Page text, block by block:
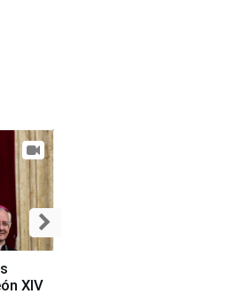
XIV